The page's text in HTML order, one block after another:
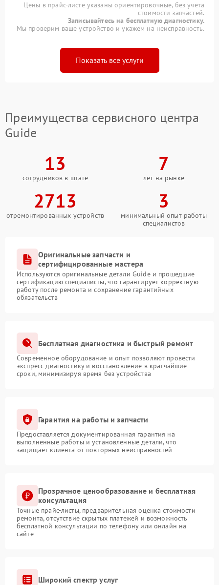
Цены в прайс-листе указаны ориентировочные, без учета
стоимости запчастей.
Записывайтесь на бесплатную диагностику.
Мы проверим ваше устройство и укажем на неисправность.
Показать все услуги
Преимущества сервисного центра
Guide
13
сотрудников в штате
7
лет на рынке
2713
отремонтированных устройств
3
минимальный опыт работы
специалистов
Оригинальные запчасти и
сертифицированные мастера
Используются оригинальные детали Guide и прошедшие
сертификацию специалисты, что гарантирует корректную
работу после ремонта и сохранение гарантийных
обязательств
Бесплатная диагностика и быстрый ремонт
Современное оборудование и опыт позволяют провести
экспресс-диагностику и восстановление в кратчайшие
сроки, минимизируя время без устройства
Гарантия на работы и запчасти
Предоставляется документированная гарантия на
выполненные работы и установленные детали, что
защищает клиента от повторных неисправностей
Прозрачное ценообразование и бесплатная
консультация
Точные прайс-листы, предварительная оценка стоимости
ремонта, отсутствие скрытых платежей и возможность
бесплатной консультации по телефону или онлайн на
сайте
Широкий спектр услуг